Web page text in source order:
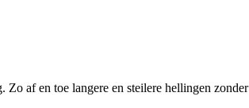
af en toe langere en steilere hellingen